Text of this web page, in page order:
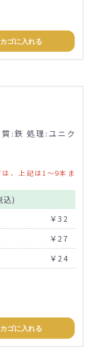
カゴに入れる
:鉄 処理:ユニク
、上記は1～9本ま
込)
￥32
￥27
￥24
カゴに入れる